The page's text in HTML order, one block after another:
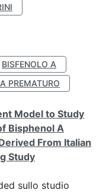
BISFENOLO A
PREMATURO
Model to Study
Bisphenol A
From Italian
Study
sullo studio